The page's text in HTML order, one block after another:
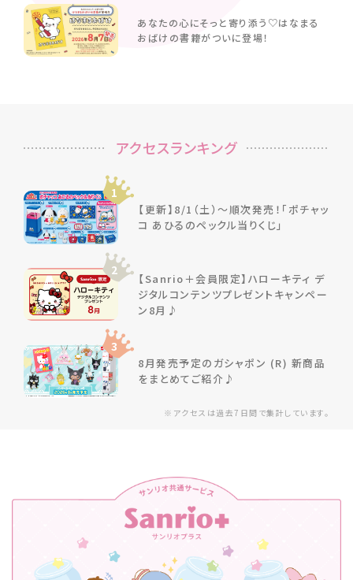
あなたの心にそっと寄り添う♡はなまる
おばけの書籍がついに登場！
※アクセスは過去7日間で集計しています。
アクセスランキング
1
【更新】8/1（土）～順次発売！「ポチャッ
コ あひるのペックル当りくじ」
2
【Sanrio＋会員限定】ハローキティ デ
ジタルコンテンツプレゼントキャンペー
ン8月♪
3
8月発売予定のガシャポン (R) 新商品
をまとめてご紹介♪